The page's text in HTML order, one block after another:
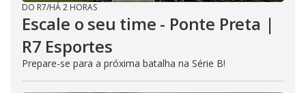
DO R7/HÁ 2 HORAS
Escale o seu time - Ponte Preta |
R7 Esportes
Prepare-se para a próxima batalha na Série B!